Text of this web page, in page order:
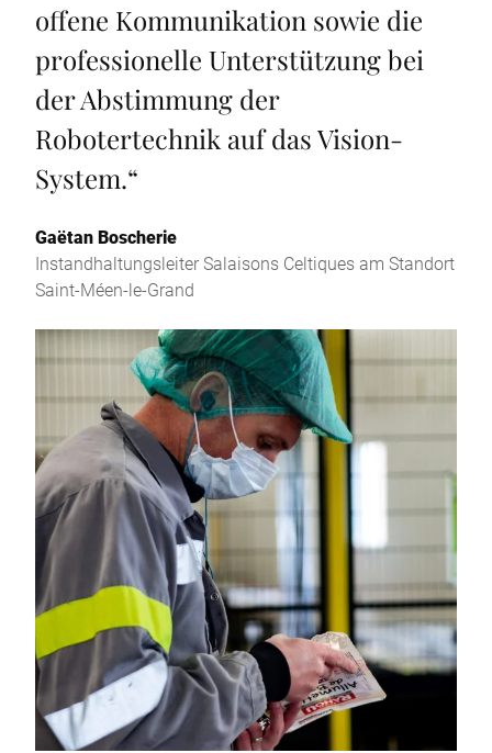
offene Kommunikation sowie die
professionelle Unterstützung bei
der Abstimmung der
Robotertechnik auf das Vision-
System.“
Gaëtan Boscherie
Instandhaltungsleiter Salaisons Celtiques am Standort
Saint-Méen-le-Grand